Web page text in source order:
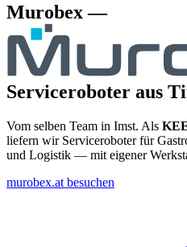
Murobex —
Serviceroboter aus
Vom selben Team in Imst. Als
liefern wir Serviceroboter für
und Logistik — mit eigener
murobex.at besuchen